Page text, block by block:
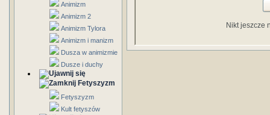
Animizm
Animizm 2
Animizm Tylora
Animizm i manizm
Dusza w animizmie
Dusze i duchy
Fetyszyzm
Fetyszyzm
Kult fetyszów
Nikt jeszcze